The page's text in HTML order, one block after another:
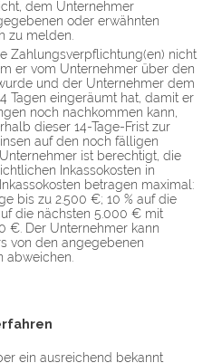
dem Unternehmer
oder erwähnten
zu melden.
Zahlungsverpflichtung(en) nicht
er vom Unternehmer über den
und der Unternehmer dem
Tagen eingeräumt hat, damit er
noch nachkommen kann,
dieser 14-Tage-Frist zur
auf den noch fälligen
ist berechtigt, die
Inkassokosten in
betragen maximal:
bis zu 2.500 €; 10 % auf die
die nächsten 5.000 € mit
€. Der Unternehmer kann
von den angegebenen
abweichen.
ein ausreichend bekannt